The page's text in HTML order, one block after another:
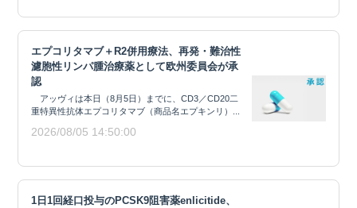
エプコリタマブ＋R2併用療法、再発・難治性
濾胞性リンパ腫治療薬として欧州委員会が承
認
アッヴィは本日（8月5日）までに、CD3／CD20二
重特異性抗体エプコリタマブ（商品名エプキンリ）...
2026/08/05 14:50:00
1日1回経口投与のPCSK9阻害薬enlicitide、